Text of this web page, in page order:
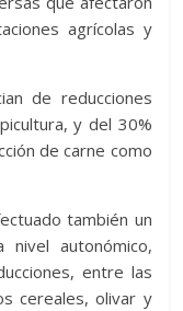
agrícolas y
de reducciones
y del 30%
de carne como
también un
nivel autonómico,
entre las
cereales, olivar y